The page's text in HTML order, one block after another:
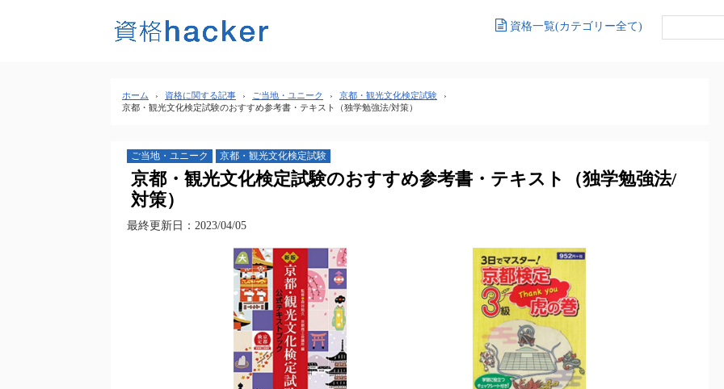
資格一覧(カテゴリー全て)
ホーム › 資格に関する記事 › ご当地・ユニーク › 京都・観光文化検定試験
›
京都・観光文化検定試験のおすすめ参考書・テキスト（独学勉強法/対策）
ご当地・ユニーク 京都・観光文化検定試験
京都・観光文化検定試験のおすすめ参考書・テキスト（独学勉強法/
対策）
最終更新日：2023/04/05